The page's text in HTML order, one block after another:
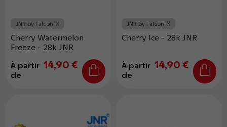
JNR by Falcon-X
Cherry Watermelon
Freeze - 28k JNR
À partir
de
14,90 €
JNR by Falcon-X
Cherry Ice - 28k JNR
À partir
de
14,90 €